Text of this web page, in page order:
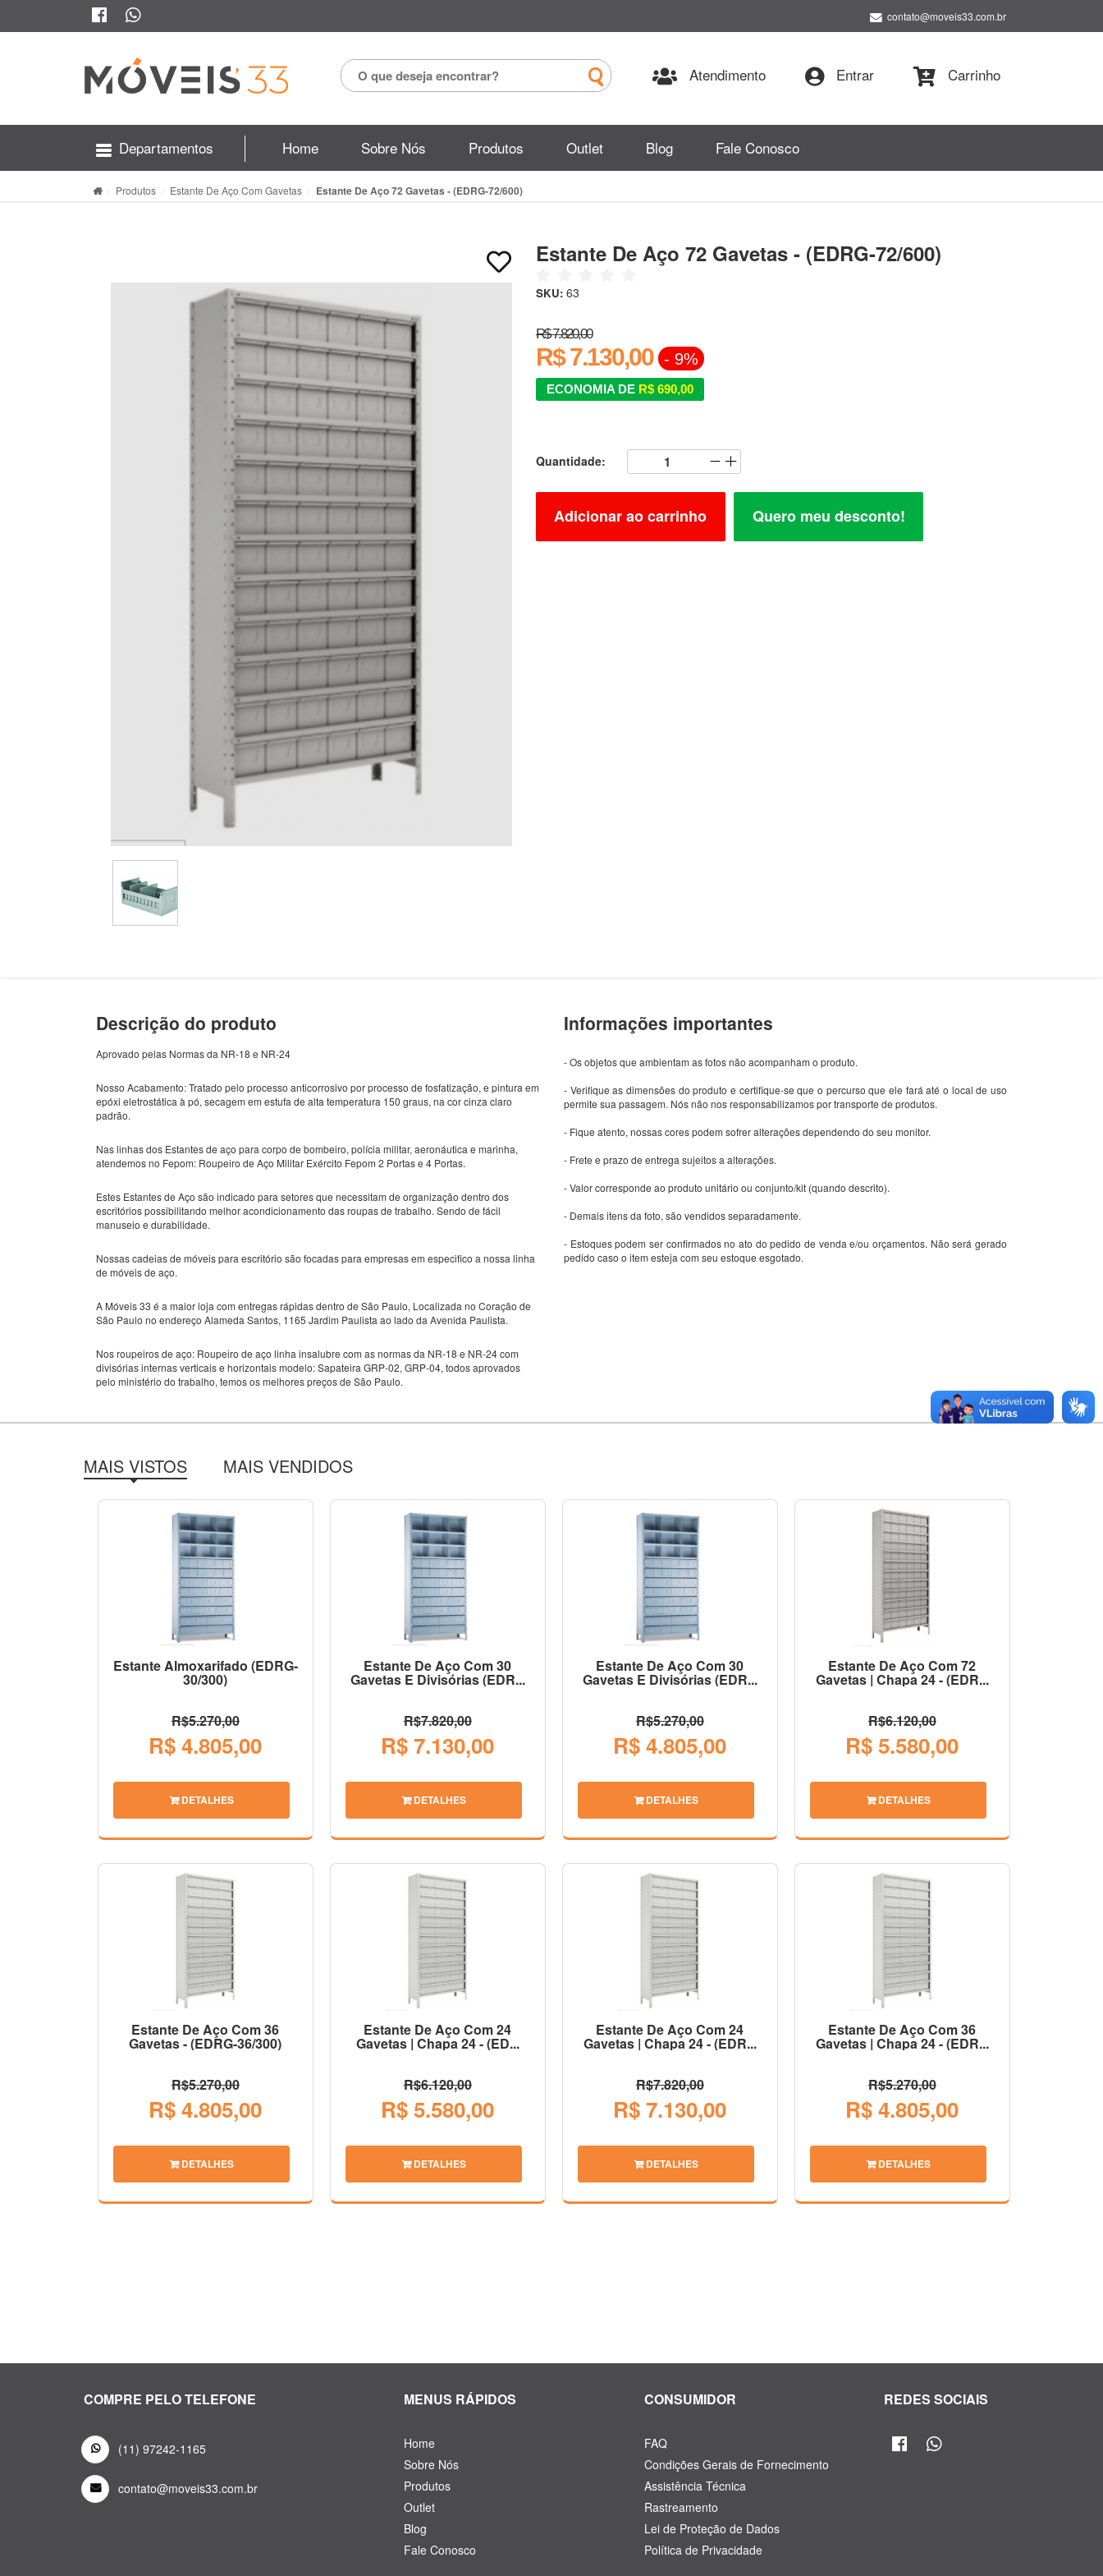
contato@moveis33.com.br
Atendimento Entrar Carrinho
Departamentos Home Sobre Nós Produtos Outlet Blog Fale Conosco
Produtos Estante De Aço Com Gavetas Estante De Aço 72 Gavetas - (EDRG-72/600)
Estante De Aço 72 Gavetas - (EDRG-72/600)
SKU:63
R$ 7.820,00
R$ 7.130,00 - 9%
ECONOMIA DE R$ 690,00
Quantidade:
Adicionar ao carrinho Quero meu desconto!
Descrição do produto
Aprovado pelas Normas da NR-18 e NR-24
Nosso Acabamento: Tratado pelo processo anticorrosivo por processo de fosfatização, e pintura em
epóxi eletrostática à pó, secagem em estufa de alta temperatura 150 graus, na cor cinza claro
padrão.
Nas linhas dos Estantes de aço para corpo de bombeiro, polícia militar, aeronáutica e marinha,
atendemos no Fepom: Roupeiro de Aço Militar Exército Fepom 2 Portas e 4 Portas.
Estes Estantes de Aço são indicado para setores que necessitam de organização dentro dos
escritórios possibilitando melhor acondicionamento das roupas de trabalho. Sendo de fácil
manuseio e durabilidade.
Nossas cadeias de móveis para escritório são focadas para empresas em especifico a nossa linha
de móveis de aço.
A Móveis 33 é a maior loja com entregas rápidas dentro de São Paulo, Localizada no Coração de
São Paulo no endereço Alameda Santos, 1165 Jardim Paulista ao lado da Avenida Paulista.
Nos roupeiros de aço: Roupeiro de aço linha insalubre com as normas da NR-18 e NR-24 com
divisórias internas verticais e horizontais modelo: Sapateira GRP-02, GRP-04, todos aprovados
pelo ministério do trabalho, temos os melhores preços de São Paulo.
Informações importantes
- Os objetos que ambientam as fotos não acompanham o produto.
- Verifique as dimensões do produto e certifique-se que o percurso que ele fará até o local de uso
permite sua passagem. Nós não nos responsabilizamos por transporte de produtos.
- Fique atento, nossas cores podem sofrer alterações dependendo do seu monitor.
- Frete e prazo de entrega sujeitos a alterações.
- Valor corresponde ao produto unitário ou conjunto/kit (quando descrito).
- Demais itens da foto, são vendidos separadamente.
- Estoques podem ser confirmados no ato do pedido de venda e/ou orçamentos. Não será gerado
pedido caso o item esteja com seu estoque esgotado.
MAIS VISTOS MAIS VENDIDOS
Estante Almoxarifado (EDRG-
30/300)
R$5.270,00
R$ 4.805,00
DETALHES
Estante De Aço Com 30
Gavetas E Divisórias (EDR...
R$7.820,00
R$ 7.130,00
DETALHES
Estante De Aço Com 30
Gavetas E Divisórias (EDR...
R$5.270,00
R$ 4.805,00
DETALHES
Estante De Aço Com 72
Gavetas | Chapa 24 - (EDR...
R$6.120,00
R$ 5.580,00
DETALHES
Estante De Aço Com 36
Gavetas - (EDRG-36/300)
R$5.270,00
R$ 4.805,00
DETALHES
Estante De Aço Com 24
Gavetas | Chapa 24 - (ED...
R$6.120,00
R$ 5.580,00
DETALHES
Estante De Aço Com 24
Gavetas | Chapa 24 - (EDR...
R$7.820,00
R$ 7.130,00
DETALHES
Estante De Aço Com 36
Gavetas | Chapa 24 - (EDR...
R$5.270,00
R$ 4.805,00
DETALHES
COMPRE PELO TELEFONE
(11) 97242-1165
contato@moveis33.com.br
MENUS RÁPIDOS
Home
Sobre Nós
Produtos
Outlet
Blog
Fale Conosco
CONSUMIDOR
FAQ
Condições Gerais de Fornecimento
Assistência Técnica
Rastreamento
Lei de Proteção de Dados
Política de Privacidade
REDES SOCIAIS